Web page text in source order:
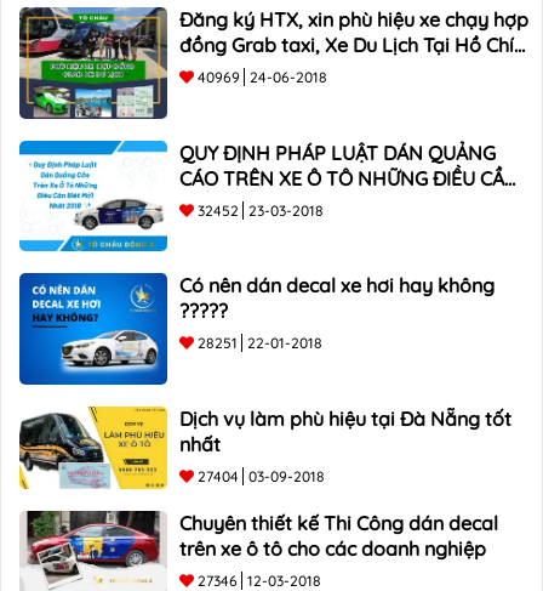
ứng nhanh chóng cho bạn
những trường hợp cần hộ
chiếu gấp để có thể tự tin
khám phá thế giới bên
ngoài.
Đăng ký HTX, xin phù hiệu xe chạy hợp
đồng Grab taxi, Xe Du Lịch Tại Hồ Chí
Minh Giá Rẻ
40969 24-06-2018
QUY ĐỊNH PHÁP LUẬT DÁN QUẢNG
CÁO TRÊN XE Ô TÔ NHỮNG ĐIỀU CẦN
BIẾT mới nhất 2018 ???
32452 23-03-2018
Có nên dán decal xe hơi hay không
?????
28251 22-01-2018
Dịch vụ làm phù hiệu tại Đà Nẵng tốt
nhất
27404 03-09-2018
Chuyên thiết kế Thi Công dán decal
trên xe ô tô cho các doanh nghiệp
27346 12-03-2018